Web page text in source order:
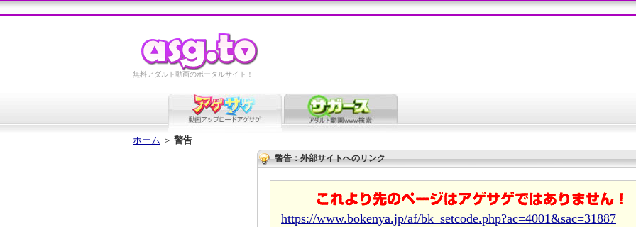
無料アダルト動画のポータルサイト！
ホーム ＞ 警告
警告：外部サイトへのリンク
https://www.bokenya.jp/af/bk_setcode.php?ac=4001&sac=31887